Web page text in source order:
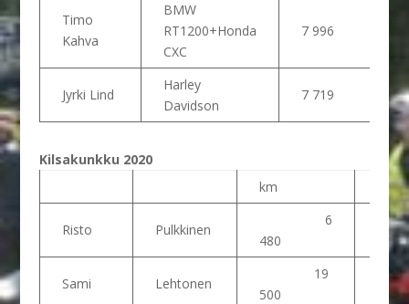
Timo
Kahva
BMW
RT1200+Honda
CXC
7 996
Jyrki Lind
Harley
Davidson
7 719
Kilsakunkku 2020
km
Risto Pulkkinen
6
480
Sami Lehtonen
19
500